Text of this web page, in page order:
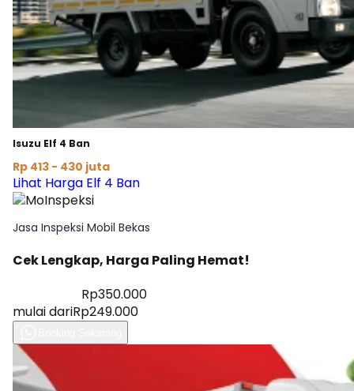
Isuzu Elf 4 Ban
Rp 413 - 430 juta
Lihat Harga Elf 4 Ban
Jasa Inspeksi Mobil Bekas
Cek Lengkap, Harga Paling Hemat!
Rp350.000
mulai dariRp249.000